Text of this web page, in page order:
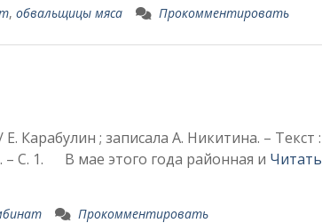
, обвальщицы мяса Прокомментировать
Карабулин ; записала А. Никитина. – Текст :
– С. 1. В мае этого года районная и Читать
Прокомментировать